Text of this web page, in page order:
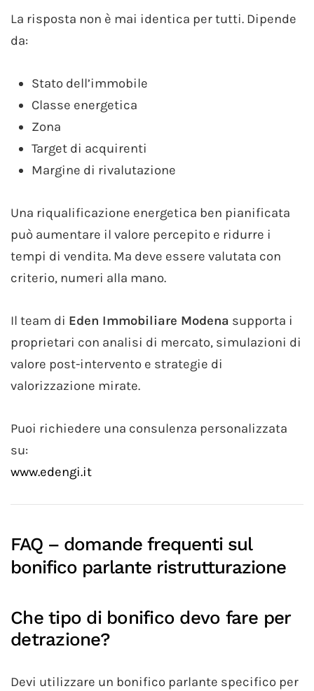
La risposta non è mai identica per tutti. Dipende
da:
Stato dell’immobile
Classe energetica
Zona
Target di acquirenti
Margine di rivalutazione
Una riqualificazione energetica ben pianificata
può aumentare il valore percepito e ridurre i
tempi di vendita. Ma deve essere valutata con
criterio, numeri alla mano.
Il team di Eden Immobiliare Modena supporta i
proprietari con analisi di mercato, simulazioni di
valore post-intervento e strategie di
valorizzazione mirate.
Puoi richiedere una consulenza personalizzata
su:
www.edengi.it
FAQ – domande frequenti sul
bonifico parlante ristrutturazione
Che tipo di bonifico devo fare per
detrazione?
Devi utilizzare un bonifico parlante specifico per